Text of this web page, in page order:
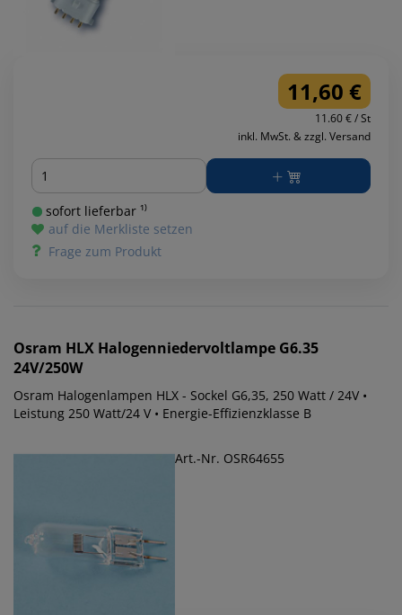
11,60 €
11.60 € / St
inkl. MwSt. & zzgl. Versand
Menge
sofort lieferbar ¹⁾
auf die Merkliste setzen
Frage zum Produkt
Osram HLX Halogenniedervoltlampe G6.35
24V/250W
Osram Halogenlampen HLX - Sockel G6,35, 250 Watt / 24V •
Leistung 250 Watt/24 V • Energie-Effizienzklasse B
Art.-Nr. OSR64655